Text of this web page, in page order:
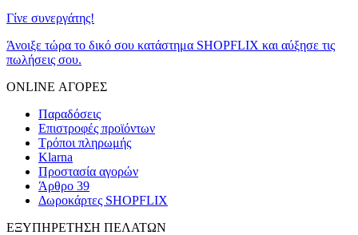
Γίνε συνεργάτης!
Άνοιξε τώρα το δικό σου κατάστημα SHOPFLIX και αύξησε τις
πωλήσεις σου.
ONLINE ΑΓΟΡΕΣ
Παραδόσεις
Επιστροφές προϊόντων
Τρόποι πληρωμής
Klarna
Προστασία αγορών
Άρθρο 39
Δωροκάρτες SHOPFLIX
ΕΞΥΠΗΡΕΤΗΣΗ ΠΕΛΑΤΩΝ